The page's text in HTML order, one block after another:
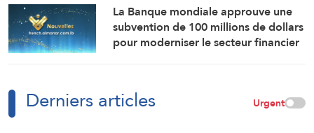
La Banque mondiale approuve une
subvention de 100 millions de dollars
pour moderniser le secteur financier
Derniers articles Urgent